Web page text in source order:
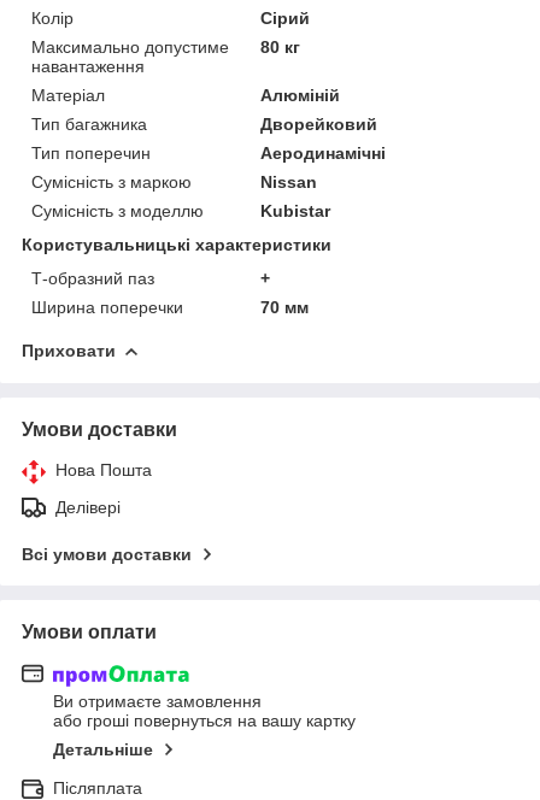
Колір
Сірий
Максимально допустиме
навантаження
80 кг
Матеріал
Алюміній
Тип багажника
Дворейковий
Тип поперечин
Аеродинамічні
Сумісність з маркою
Nissan
Сумісність з моделлю
Kubistar
Користувальницькі характеристики
Т-образний паз
+
Ширина поперечки
70 мм
Приховати
Умови доставки
Нова Пошта
Делівері
Всі умови доставки
Умови оплати
Ви отримаєте замовлення
або гроші повернуться на вашу картку
Детальніше
Післяплата